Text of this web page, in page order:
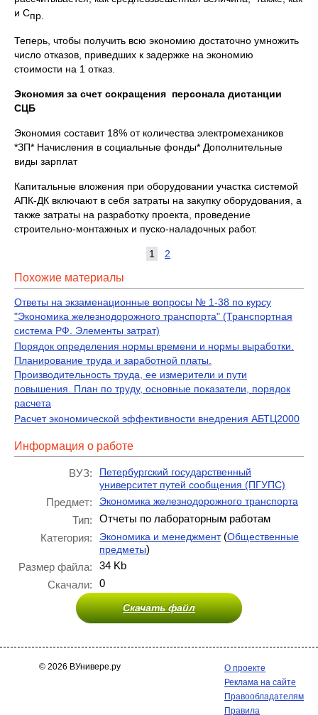
и Спр.
Теперь, чтобы получить всю экономию достаточно умножить
число отказов, приведших к задержке на экономию
стоимости на 1 отказ.
Экономия за счет сокращения персонала дистанции
СЦБ
Экономия составит 18% от количества электромехаников
*ЗП* Начисления в социальные фонды* Дополнительные
виды зарплат
Капитальные вложения при оборудовании участка системой
АПК-ДК включают в себя затраты на закупку оборудования, а
также затраты на разработку проекта, проведение
строительно-монтажных и пуско-наладочных работ.
1 2
Похожие материалы
Ответы на экзаменационные вопросы № 1-38 по курсу
"Экономика железнодорожного транспорта" (Транспортная
система РФ. Элементы затрат)
Порядок определения нормы времени и нормы выработки.
Планирование труда и заработной платы.
Производительность труда, ее измерители и пути
повышения. План по труду, основные показатели, порядок
расчета
Расчет экономической эффективности внедрения АБТЦ2000
Информация о работе
ВУЗ:
Петербургский государственный
университет путей сообщения (ПГУПС)
Предмет: Экономика железнодорожного транспорта
Тип:
Отчеты по лабораторным работам
Категория:
Экономика и менеджмент(Общественные
предметы)
Размер файла:
34 Kb
Скачали:
0
Скачать файл
© 2026 ВУнивере.ру
О проекте
Реклама на сайте
Правообладателям
Правила